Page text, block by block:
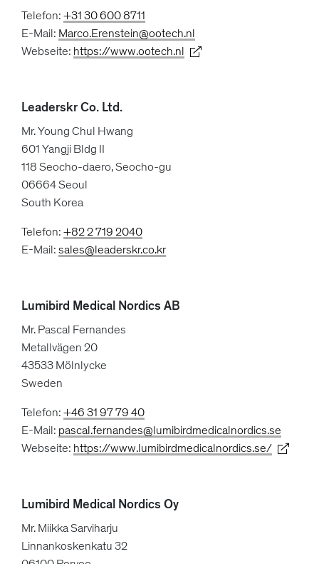
Telefon:+31 30 600 8711
E-Mail: Marco.Erenstein@ootech.nl
Webseite: https://www.ootech.nl
Leaderskr Co. Ltd.
Mr. Young Chul Hwang
601 Yangji Bldg II
118 Seocho-daero, Seocho-gu
06664 Seoul
South Korea
Telefon:+82 2 719 2040
E-Mail:sales@leaderskr.co.kr
Lumibird Medical Nordics AB
Mr. Pascal Fernandes
Metallvägen 20
43533 Mölnlycke
Sweden
Telefon:+46 31 97 79 40
E-Mail: pascal.fernandes@lumibirdmedicalnordics.se
Webseite: https://www.lumibirdmedicalnordics.se/
Lumibird Medical Nordics Oy
Mr. Miikka Sarviharju
Linnankoskenkatu 32